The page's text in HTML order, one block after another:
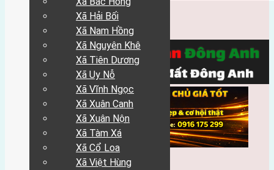
Trang Chủ
Xã Hải Bối
Xã Nam Hồng
Xã Nguyên Khê
Xã Tiên Dương
Xã Uy Nỗ
Xã Vĩnh Ngọc
Xã Xuân Canh
Xã Xuân Nộn
Xã Tàm Xá
Xã Cổ Loa
Xã Việt Hùng